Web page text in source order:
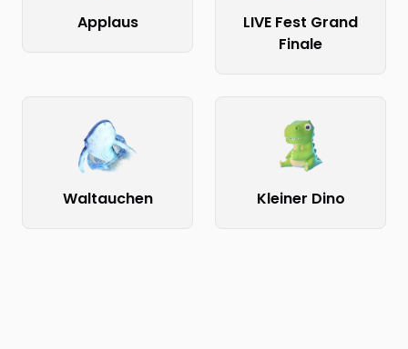
Applaus
LIVE Fest Grand
Finale
Waltauchen Kleiner Dino